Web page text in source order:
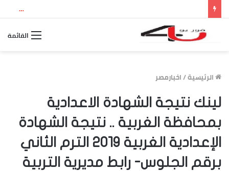
نتيجة الثانوية العامة 2026 بالاسم ورقم الجلوس.. استعلم الآن عن درجاتك والمجموع الكلي
القائمة
الرئيسية/اخبارمصر
لينك نتيجة الشهادة الاعدادية
بمحافظة الغربية .. نتيجة الشهادة
الإعدادية الغربية 2019 الترم الثاني
برقم الجلوس- رابط مديرية التربية